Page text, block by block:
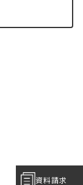
資料請求